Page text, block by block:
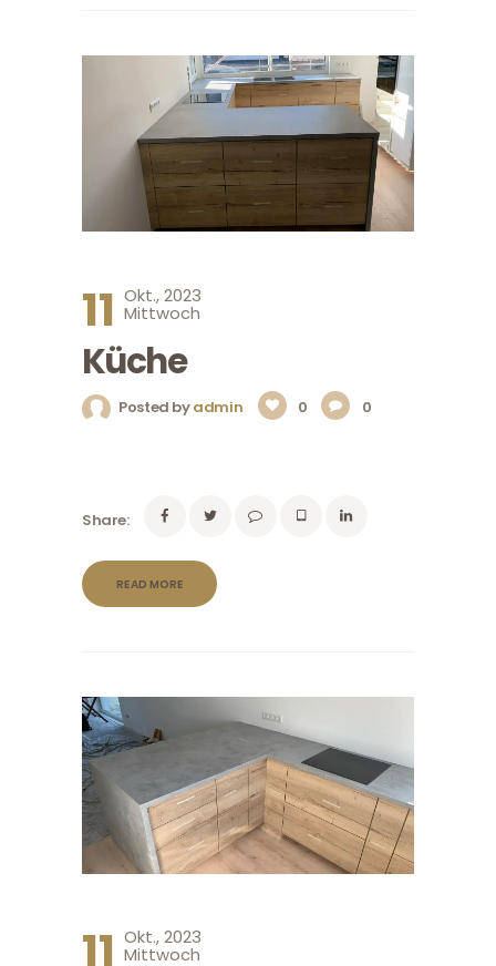
11 Okt., 2023
Mittwoch
Küche
Posted byadmin 0 0
Share:
READ MORE
11 Okt., 2023
Mittwoch